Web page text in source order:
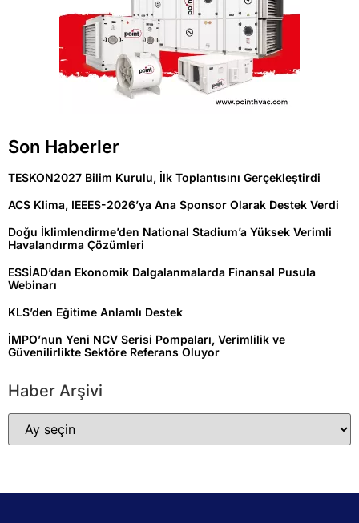
Son Haberler
TESKON2027 Bilim Kurulu, İlk Toplantısını Gerçekleştirdi
ACS Klima, IEEES-2026’ya Ana Sponsor Olarak Destek Verdi
Doğu İklimlendirme’den National Stadium’a Yüksek Verimli
Havalandırma Çözümleri
ESSİAD’dan Ekonomik Dalgalanmalarda Finansal Pusula
Webinarı
KLS’den Eğitime Anlamlı Destek
İMPO’nun Yeni NCV Serisi Pompaları, Verimlilik ve
Güvenilirlikte Sektöre Referans Oluyor
Haber Arşivi